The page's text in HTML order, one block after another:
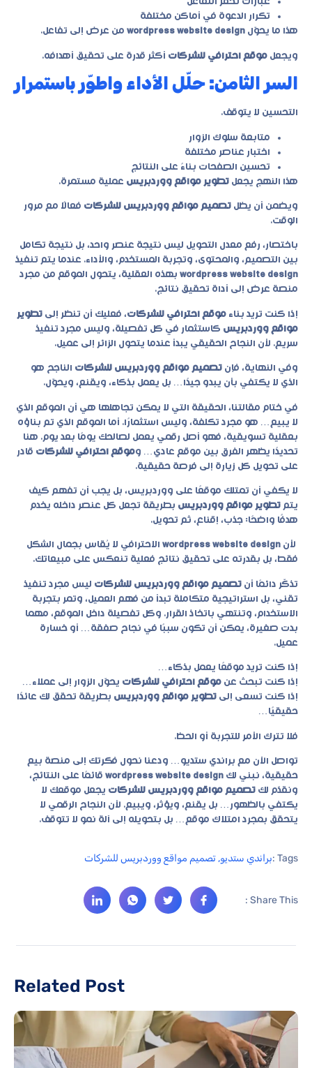
تكرار الدعوة في أماكن مختلفة
هذا ما يحوّل wordpress website design من عرض إلى تفاعل.
ويجعل موقع احترافي للشركات أكثر قدرة على تحقيق أهدافه.
السر الثامن: حلّل الأداء واطوّر باستمرار
التحسين لا يتوقف.
متابعة سلوك الزوار
اختبار عناصر مختلفة
تحسين الصفحات بناءً على النتائج
هذا النهج يجعل تطوير مواقع ووردبريس عملية مستمرة.
ويضمن أن يظل تصميم مواقع ووردبريس للشركات فعالًا مع مرور
الوقت.
باختصار، رفع معدل التحويل ليس نتيجة عنصر واحد، بل نتيجة تكامل
بين التصميم، والمحتوى، وتجربة المستخدم، والأداء. عندما يتم تنفيذ
wordpress website design بهذه العقلية، يتحول الموقع من مجرد
منصة عرض إلى أداة تحقيق نتائج.
إذا كنت تريد بناء موقع احترافي للشركات، فعليك أن تنظر إلى تطوير
مواقع ووردبريس كاستثمار في كل تفصيلة، وليس مجرد تنفيذ
سريع. لأن النجاح الحقيقي يبدأ عندما يتحول الزائر إلى عميل.
وفي النهاية، فإن تصميم مواقع ووردبريس للشركات الناجح هو
الذي لا يكتفي بأن يبدو جيدًا… بل يعمل بذكاء، ويقنع، ويحوّل.
في ختام مقالتنا، الحقيقة التي لا يمكن تجاهلها هي أن الموقع الذي
لا يبيع… هو مجرد تكلفة، وليس استثمارًا. أما الموقع الذي تم بناؤه
بعقلية تسويقية، فهو أصل رقمي يعمل لصالحك يومًا بعد يوم. هنا
تحديدًا يظهر الفرق بين موقع عادي… وموقع احترافي للشركات قادر
على تحويل كل زيارة إلى فرصة حقيقية.
لا يكفي أن تمتلك موقعًا على ووردبريس، بل يجب أن تفهم كيف
يتم تطوير مواقع ووردبريس بطريقة تجعل كل عنصر داخله يخدم
هدفًا واضحًا: جذب، إقناع، ثم تحويل.
لأن wordpress website design الاحترافي لا يُقاس بجمال الشكل
فقط، بل بقدرته على تحقيق نتائج فعلية تنعكس على مبيعاتك.
تذكّر دائمًا أن تصميم مواقع ووردبريس للشركات ليس مجرد تنفيذ
تقني، بل استراتيجية متكاملة تبدأ من فهم العميل، وتمر بتجربة
الاستخدام، وتنتهي باتخاذ القرار. وكل تفصيلة داخل الموقع، مهما
بدت صغيرة، يمكن أن تكون سببًا في نجاح صفقة… أو خسارة
عميل.
إذا كنت تريد موقعًا يعمل بذكاء…
إذا كنت تبحث عن موقع احترافي للشركات يحوّل الزوار إلى عملاء…
إذا كنت تسعى إلى تطوير مواقع ووردبريس بطريقة تحقق لك عائدًا
حقيقيًا…
فلا تترك الأمر للتجربة أو الحظ.
تواصل الآن مع براندي ستديو … ودعنا نحول فكرتك إلى منصة بيع
حقيقية، نبني لك wordpress website design قائمًا على النتائج،
ونقدّم لك تصميم مواقع ووردبريس للشركات يجعل موقعك لا
يكتفي بالظهور… بل يقنع، ويؤثر، ويبيع. لأن النجاح الرقمي لا
يتحقق بمجرد امتلاك موقع… بل بتحويله إلى آلة نمو لا تتوقف.
Tags : براندي ستديو, تصميم مواقع ووردبريس للشركات
Share This :
Related Post